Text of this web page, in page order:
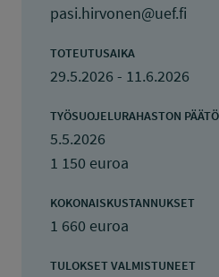
pasi.hirvonen@uef.fi
TOTEUTUSAIKA
29.5.2026 - 11.6.2026
TYÖSUOJELURAHASTON
5.5.2026
1 150 euroa
KOKONAISKUSTANNUKSET
1 660 euroa
TULOKSET VALMISTUNEET